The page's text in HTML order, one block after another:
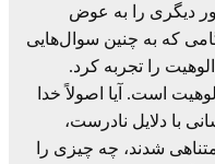
دیگری را به عوض
که به چنین سوال‌هایی
را تجربه کرد.
است. آیا اصولاً خدا
با دلایل نادرست،
شدند، چه چیزی را